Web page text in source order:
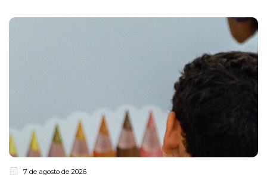
7 de agosto de 2026